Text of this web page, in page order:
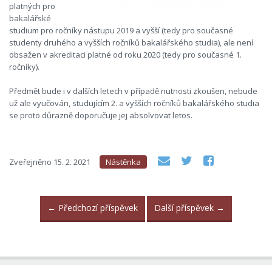
platných pro
bakalářské
studium pro ročníky nástupu 2019 a vyšší (tedy pro současné
studenty druhého a vyšších ročníků bakalářského studia), ale není
obsažen v akreditaci platné od roku 2020 (tedy pro současné 1.
ročníky).
Předmět bude i v dalších letech v případě nutnosti zkoušen, nebude
už ale vyučován, studujícím 2. a vyšších ročníků bakalářského studia
se proto důrazně doporučuje jej absolvovat letos.
Zveřejněno 15. 2. 2021 Nástěnka
← Předchozí příspěvek Další příspěvek →